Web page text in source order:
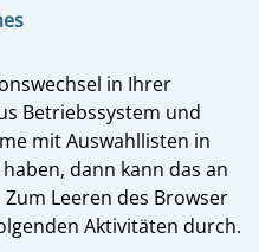
in Ihrer
Betriebssystem und
mit Auswahllisten in
dann kann das an
Leeren des Browser
Aktivitäten durch.